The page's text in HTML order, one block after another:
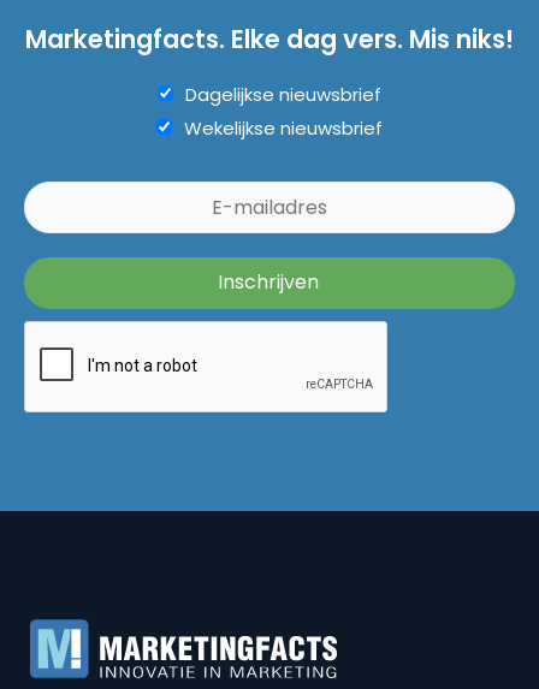
Marketingfacts. Elke dag vers. Mis niks!
Dagelijkse nieuwsbrief
Wekelijkse nieuwsbrief